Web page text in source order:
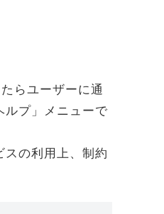
らユーザーに通
ルプ」メニューで
の利用上、制約